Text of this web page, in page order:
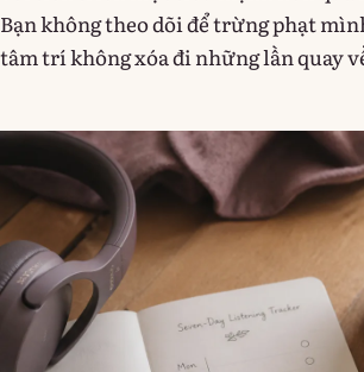
Bạn không theo dõi để trừng phạt
tâm trí không xóa đi những lần quay